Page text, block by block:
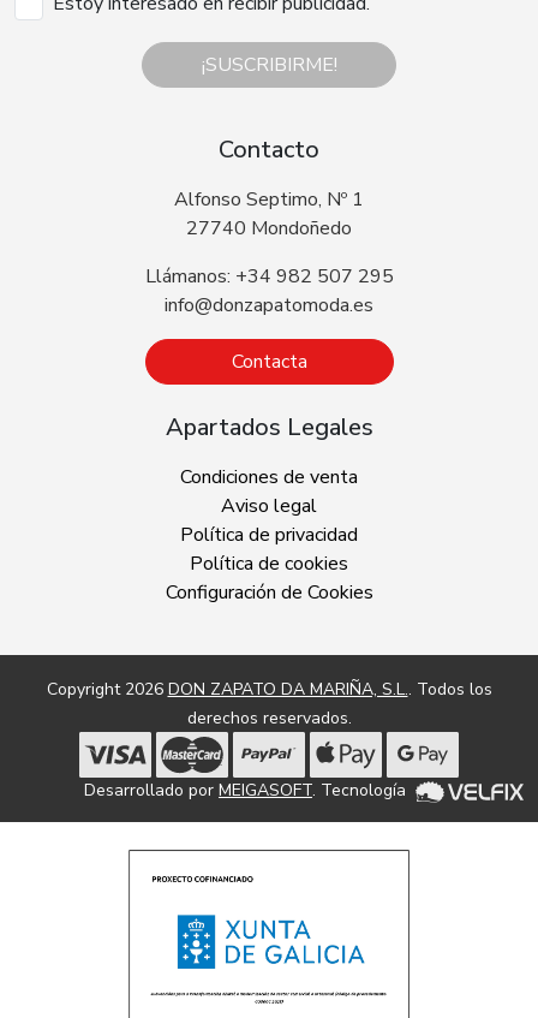
¡SUSCRIBIRME!
Contacto
Alfonso Septimo, Nº 1
27740 Mondoñedo
Llámanos: +34 982 507 295
info@donzapatomoda.es
Contacta
Apartados Legales
Condiciones de venta
Aviso legal
Política de privacidad
Política de cookies
Configuración de Cookies
Copyright 2026 DON ZAPATO DA MARIÑA, S.L.. Todos los
derechos reservados.
Desarrollado por MEIGASOFT. Tecnología